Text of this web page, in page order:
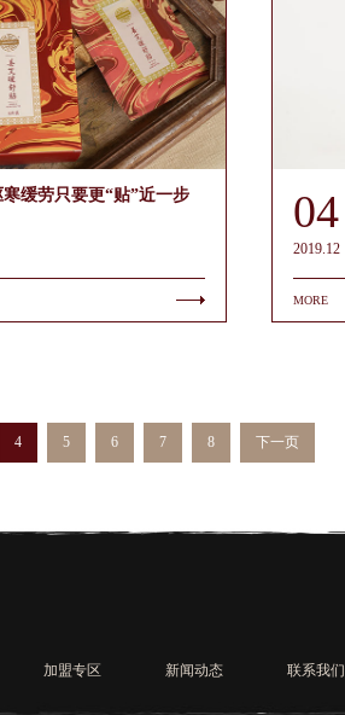
缓劳只要更“贴”近一步 04
2019.12
MORE
4 5 6 7 8 下一页
加盟专区 新闻动态 联系我们